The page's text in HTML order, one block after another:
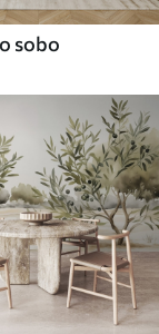
sobo